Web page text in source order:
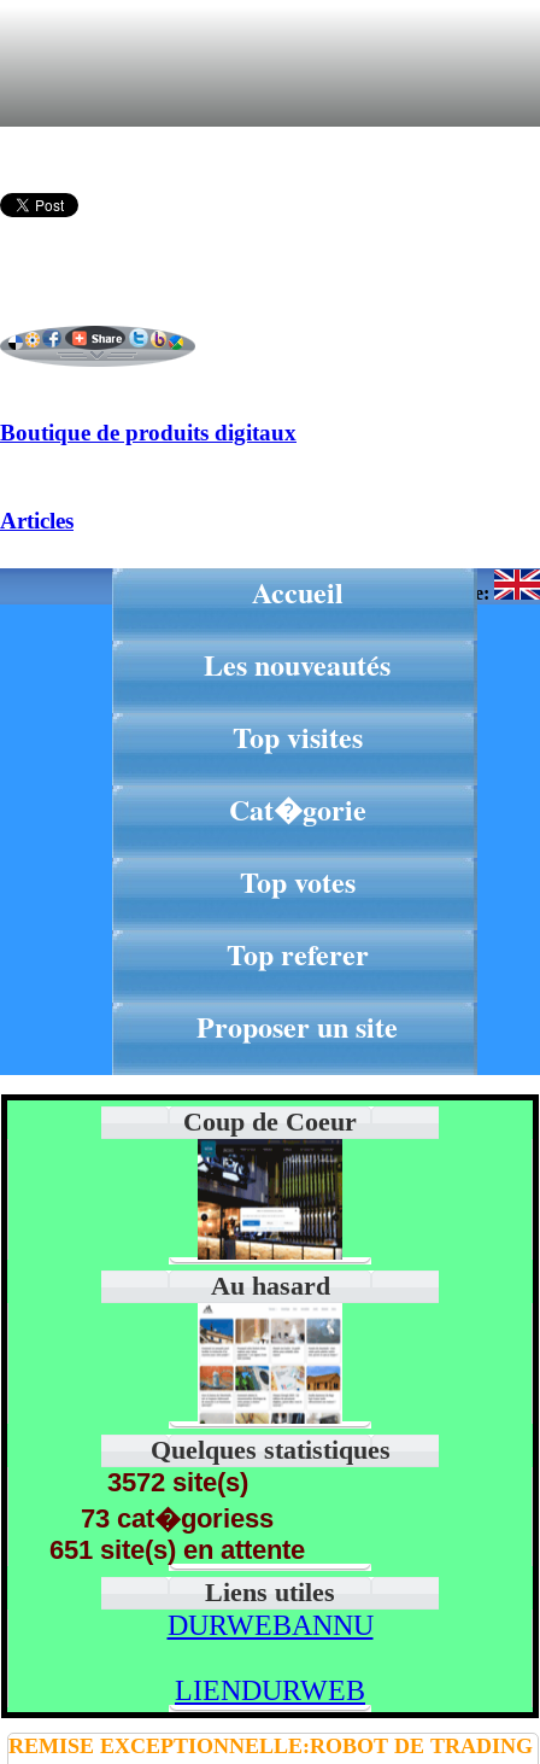
Boutique de produits digitaux
Articles
Langue:
Accueil
Les nouveautés
Top visites
Cat�gorie
Top votes
Top referer
Proposer un site
Coup de Coeur
Au hasard
Quelques statistiques
3572 site(s)
73 cat�goriess
651 site(s) en attente
Liens utiles
DURWEBANNU
LIENDURWEB
REMISE EXCEPTIONNELLE:ROBOT DE TRADING